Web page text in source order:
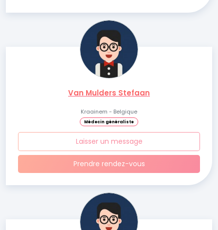
Van Mulders Stefaan
Kraainem - Belgique
Médecin généraliste
Laisser un message
Prendre rendez-vous